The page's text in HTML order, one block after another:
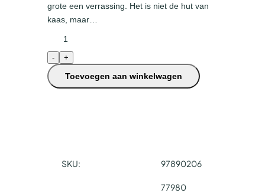
grote een verrassing. Het is niet de hut van
kaas, maar…
p
&
m
- +
Toevoegen aan winkelwagen
SKU: 97890206
77980